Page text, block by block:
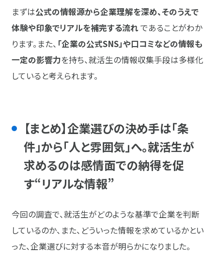
まずは公式の情報源から企業理解を深め、そのうえで
体験や印象でリアルを補完する流れ であることがわか
ります。また、 「企業の公式SNS」や口コミなどの情報も
一定の影響力を持ち、就活生の情報収集手段は多様化
していると考えられます。
【まとめ】企業選びの決め手は「条
件」から「人と雰囲気」へ。就活生が
求めるのは感情面での納得を促
す“リアルな情報”
今回の調査で、就活生がどのような基準で企業を判断
しているのか、また、どういった情報を求めているかとい
った、企業選びに対する本音が明らかになりました。